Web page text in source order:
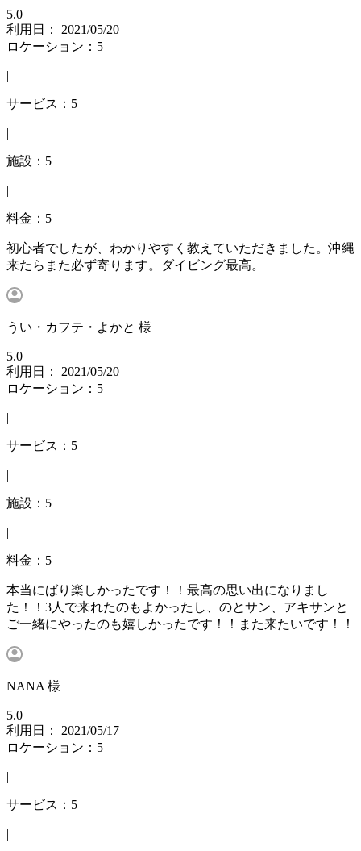
5.0
利用日： 2021/05/20
ロケーション：5
|
サービス：5
|
施設：5
|
料金：5
初心者でしたが、わかりやすく教えていただきました。沖縄
来たらまた必ず寄ります。ダイビング最高。
うい・カフテ・よかと 様
5.0
利用日： 2021/05/20
ロケーション：5
|
サービス：5
|
施設：5
|
料金：5
本当にばり楽しかったです！！最高の思い出になりまし
た！！3人で来れたのもよかったし、のとサン、アキサンと
ご一緒にやったのも嬉しかったです！！また来たいです！！
NANA 様
5.0
利用日： 2021/05/17
ロケーション：5
|
サービス：5
|